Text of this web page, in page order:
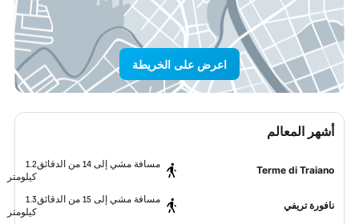
اعرض على الخريطة
أشهر المعالم
Terme di Traiano
مسافة مشي إلى 14 من الدقائق
1.2
كيلومتر
نافورة تريفي
مسافة مشي إلى 15 من الدقائق
1.3
كيلومتر